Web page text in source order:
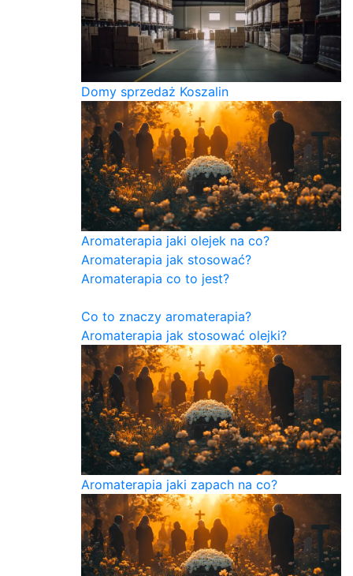
Domy sprzedaż Koszalin
Aromaterapia jaki olejek na co?
Aromaterapia jak stosować?
Aromaterapia co to jest?
Co to znaczy aromaterapia?
Aromaterapia jak stosować olejki?
Aromaterapia jaki zapach na co?